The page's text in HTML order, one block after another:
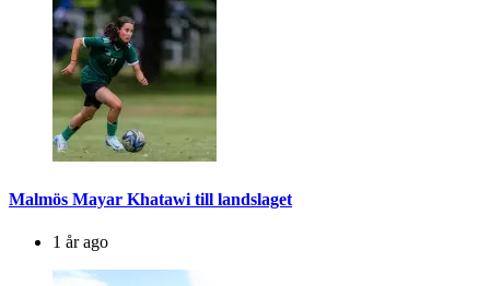
Malmös Mayar Khatawi till landslaget
1 år ago